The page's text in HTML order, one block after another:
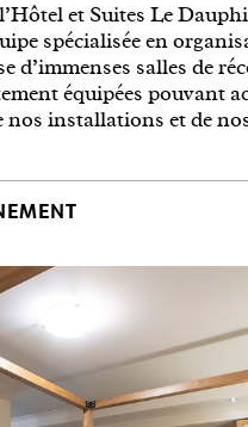
et Suites Le
spécialisée en
d’immenses salles de
équipées pouvant
nos installations et de